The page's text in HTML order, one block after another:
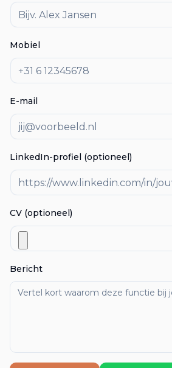
Mobiel
E-mail
LinkedIn-profiel (optioneel)
CV (optioneel)
Bericht